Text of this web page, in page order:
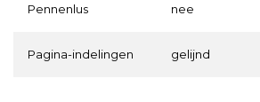
Pennenlus nee
Pagina-indelingen gelijnd